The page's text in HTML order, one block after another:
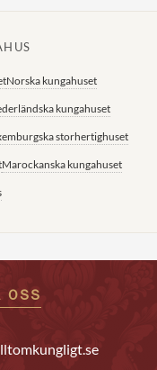
Norska kungahuset
kungahuset
storhertighuset
Marockanska kungahuset
OSS